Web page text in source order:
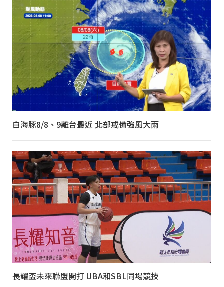
白海豚8/8、9離台最近 北部戒備強風大雨
長耀盃未來聯盟開打 UBA和SBL同場競技